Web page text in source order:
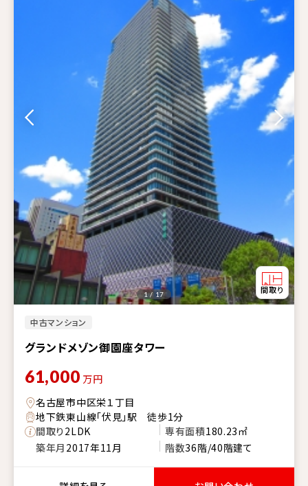
中古マンション
グランドメゾン御園座タワー
1 / 17
61,000 万円
名古屋市中区栄１丁目
地下鉄東山線「伏見」駅 徒歩1分
間取り2LDK 専有面積180.23㎡
築年月 2017年11月 階数36階/40階建て